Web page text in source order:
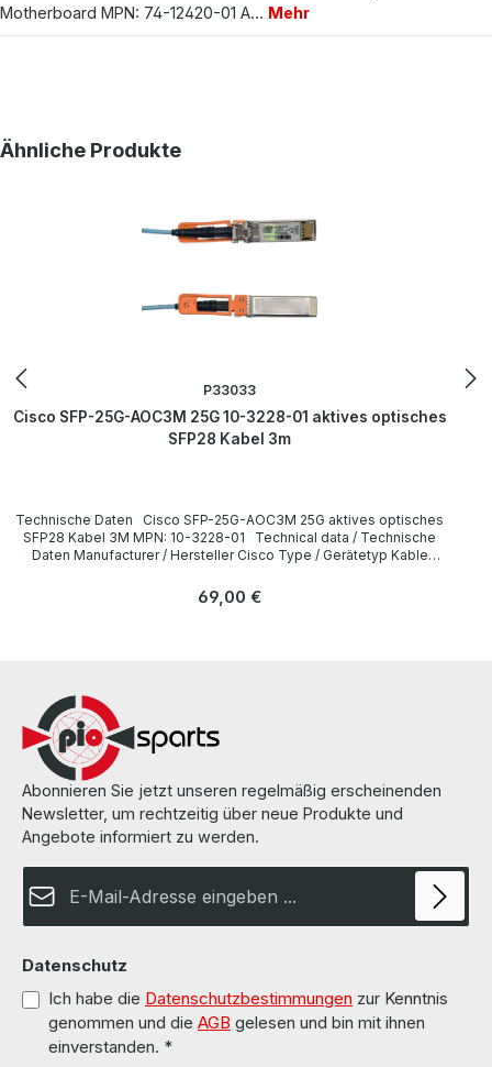
Motherboard MPN: 74-12420-01 A… Mehr
Produktgalerie überspringen
Ähnliche Produkte
P33033
Cisco SFP-25G-AOC3M 25G 10-3228-01 aktives optisches
SFP28 Kabel 3m
Technische Daten Cisco SFP-25G-AOC3M 25G aktives optisches
SFP28 Kabel 3M MPN: 10-3228-01 Technical data / Technische
Daten Manufacturer / Hersteller Cisco Type / Gerätetyp Kable
LieferumfangDelivery Contents / Lieferumfang 1 x Cisco SFP-25G-
manufacturer. Weitere Informationen und Details finden Sie auf den
Regulärer Preis:
69,00 €
Abonnieren Sie jetzt unseren regelmäßig erscheinenden
Newsletter, um rechtzeitig über neue Produkte und
Angebote informiert zu werden.
Datenschutz
Ich habe die Datenschutzbestimmungen zur Kenntnis
genommen und die AGB gelesen und bin mit ihnen
einverstanden. *